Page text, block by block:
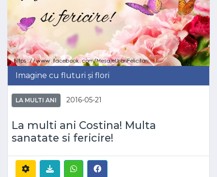
Imagine cu fluturi și flori
LA MULTI ANI 2016-05-21
La multi ani Costina! Multa
sanatate si fericire!